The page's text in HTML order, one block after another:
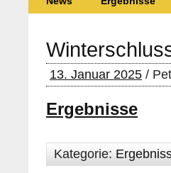
13. Januar 2025 /
Ergebnisse
Kategorie: